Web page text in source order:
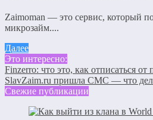
Zaimoman — это сервис, который
микрозайм....
Далее
Это интересно:
Finzerro: что это, как отписаться от
SlavZaim.ru пришла СМС — что
Свежие публикации